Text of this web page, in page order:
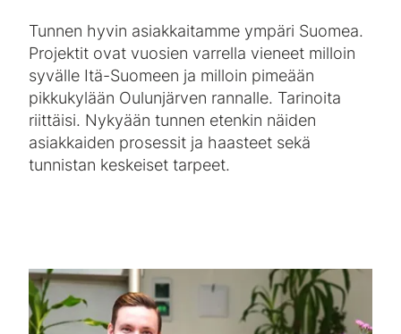
Tunnen hyvin asiakkaitamme ympäri Suomea.
Projektit ovat vuosien varrella vieneet milloin
syvälle Itä-Suomeen ja milloin pimeään
pikkukylään Oulunjärven rannalle. Tarinoita
riittäisi. Nykyään tunnen etenkin näiden
asiakkaiden prosessit ja haasteet sekä
tunnistan keskeiset tarpeet.